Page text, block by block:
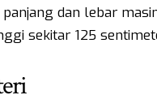
dan lebar
sekitar 125